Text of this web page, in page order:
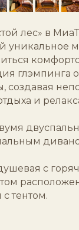
лес» в
уникальное
глэмпинга
создавая
и
с
тентом.